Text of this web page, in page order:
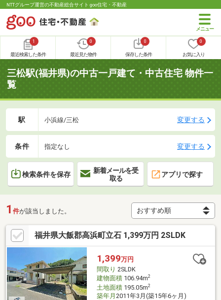
NTTグループ運営の不動産総合サイト goo住宅・不動産
1
最近検索した条件
0
最近見た物件
0
保存した条件
0
お気に入り
三松駅(福井県)の中古一戸建て・中古住宅 物件一
覧
駅 小浜線/三松 変更する
条件 指定なし 変更する
検索条件を保存
新着メールを受
取る
アプリで探す
1 件が該当しました。
福井県大飯郡高浜町立石 1,399万円 2SLDK
1,399万円
間取り 2SLDK
建物面積106.94m2
土地面積195.05m2
築年月 2011年3月(築15年6ヶ月)